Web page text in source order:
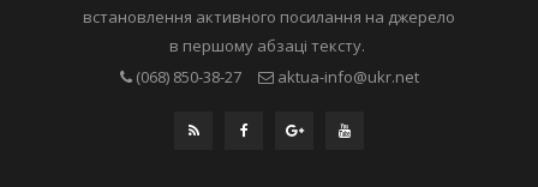
встановлення активного посилання на джерело
в першому абзаці тексту.
(068) 850-38-27
aktua-info@ukr.net